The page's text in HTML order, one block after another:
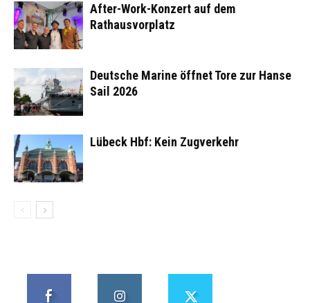
After-Work-Konzert auf dem
Rathausvorplatz
Deutsche Marine öffnet Tore zur Hanse
Sail 2026
Lübeck Hbf: Kein Zugverkehr